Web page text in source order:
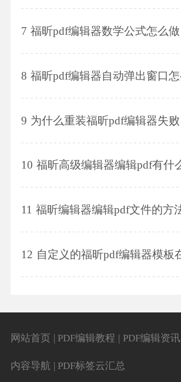
7
8
9
10
11
12
网站首页 | PDF编辑教程 | PDF编辑资讯
内容导航 | PDF标签云汇总